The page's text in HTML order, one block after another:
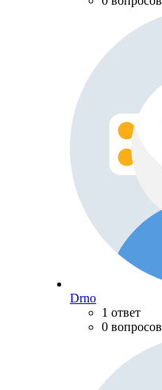
Drno
1 ответ
0 вопросов